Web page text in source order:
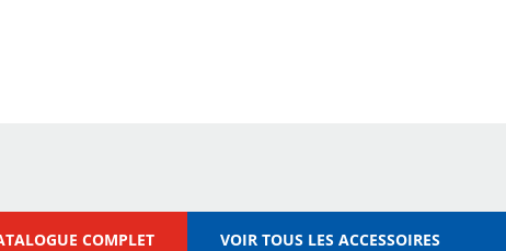
COMPLET VOIR TOUS LES ACCESSOIRES